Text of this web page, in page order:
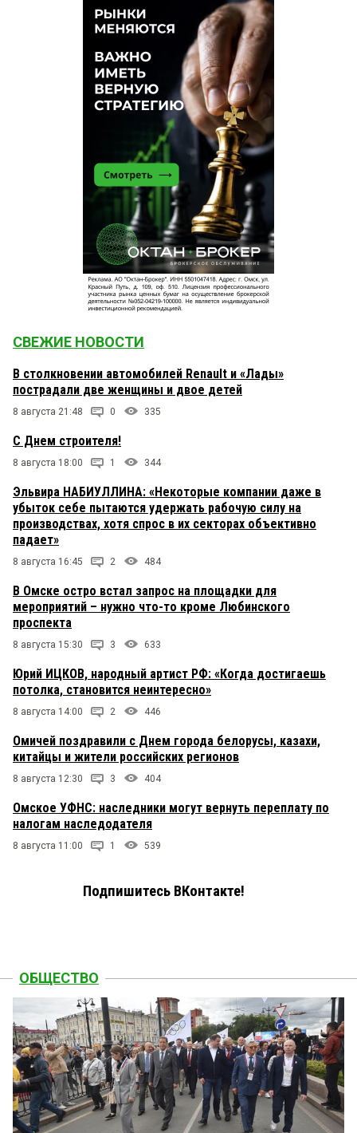
СВЕЖИЕ НОВОСТИ
В столкновении автомобилей Renault и «Лады»
пострадали две женщины и двое детей
8 августа 21:48 0 335
С Днем строителя!
8 августа 18:00 1 344
Эльвира НАБИУЛЛИНА: «Некоторые компании даже в
убыток себе пытаются удержать рабочую силу на
производствах, хотя спрос в их секторах объективно
падает»
8 августа 16:45 2 484
В Омске остро встал запрос на площадки для
мероприятий – нужно что-то кроме Любинского
проспекта
8 августа 15:30 3 633
Юрий ИЦКОВ, народный артист РФ: «Когда достигаешь
потолка, становится неинтересно»
8 августа 14:00 2 446
Омичей поздравили с Днем города белорусы, казахи,
китайцы и жители российских регионов
8 августа 12:30 3 404
Омское УФНС: наследники могут вернуть переплату по
налогам наследодателя
8 августа 11:00 1 539
Подпишитесь ВКонтакте!
ОБЩЕСТВО